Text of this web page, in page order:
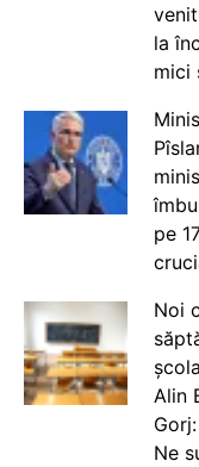
la
mici
pe
Noi
Alin
Ne